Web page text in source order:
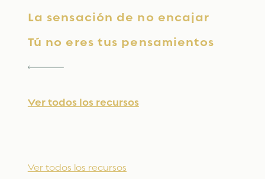
La sensación de no encajar
Tú no eres tus pensamientos
Ver todos los recursos
Ver todos los recursos